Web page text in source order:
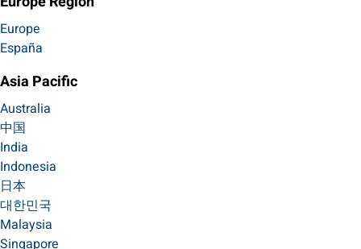
Europe
España
Asia Pacific
Australia
中国
India
Indonesia
日本
대한민국
Malaysia
Singapore